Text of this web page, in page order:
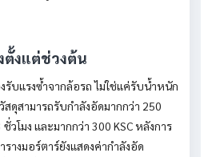
ตั้งแต่ช่วงต้น
บแรงซ้ำจากล้อรถ ไม่ใช่แค่รับน้ำหนัก
สดุสามารถรับกำลังอัดมากกว่า 250
วโมง และมากกว่า 300 KSC หลังการ
รางมอร์ตาร์ยังแสดงค่ากำลังอัด